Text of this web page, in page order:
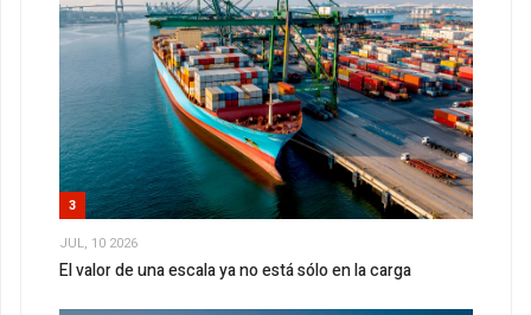
3
JUL, 10 2026
El valor de una escala ya no está sólo en la carga